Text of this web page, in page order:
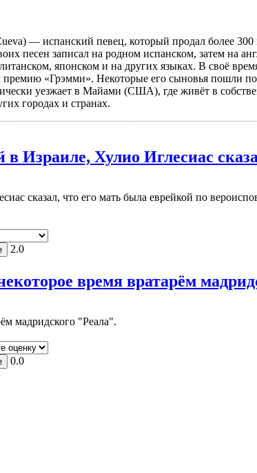
— испанский певец, который продал более
песен записал на родном испанском, затем на
японском и на других языках. В своё
премию «Грэмми». Некоторые его сыновья пошли
уезжает в Майами (США), где живёт в
городах и странах.
в Израиле, Хулио Иглесиас
сказал, что его мать была еврейкой по
2.0
время вратарём
мадридского "Реала".
0.0